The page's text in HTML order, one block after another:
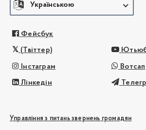
Українською
Фейсбук
(Твіттер)
Інстаграм Вотсап
Лінкедін
Управління з питань звернень громадян